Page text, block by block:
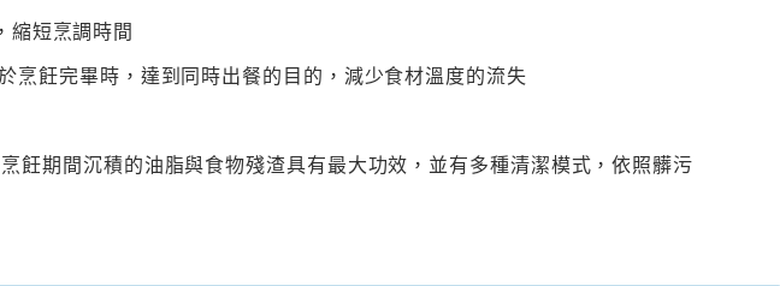
縮短烹調時間
烹飪完畢時，達到同時出餐的目的，減少食材溫度的流失
飪期間沉積的油脂與食物殘渣具有最大功效，並有多種清潔模式，依照髒污